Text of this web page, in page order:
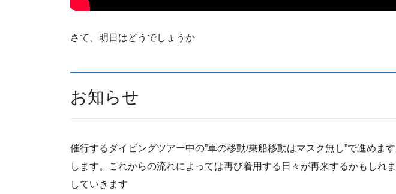
さて、明日はどうでしょうか
お知らせ
催行するダイビングツアー中の”車の移動/乗船移動はマスク無し”で進めま
します。これからの流れによっては再び着用する日々が再来するかもしれ
していきます